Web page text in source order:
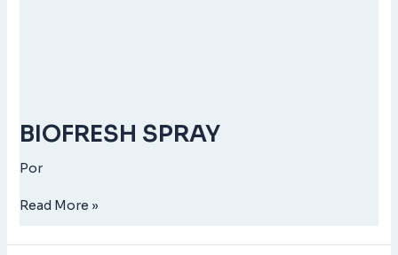
BIOFRESH SPRAY
Por
Read More »